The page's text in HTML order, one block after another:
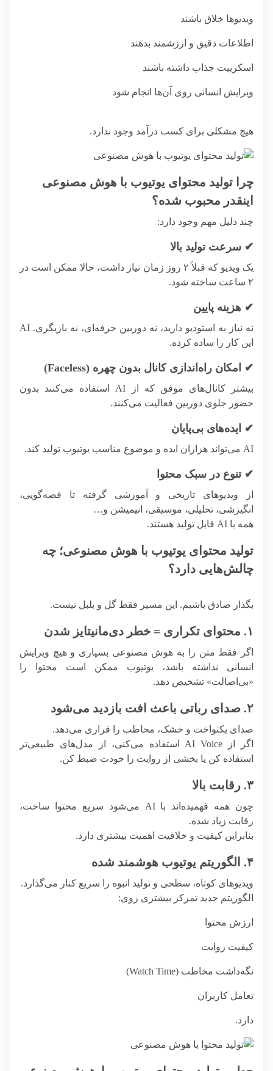
ویدیوها خلاق باشند
اطلاعات دقیق و ارزشمند بدهند
اسکریپت جذاب داشته باشند
ویرایش انسانی روی آن‌ها انجام شود
هیچ مشکلی برای کسب درآمد وجود ندارد.
چرا تولید محتوای یوتیوب با هوش مصنوعی
اینقدر محبوب شده؟
چند دلیل مهم وجود دارد:
✔ سرعت تولید بالا
یک ویدیو که قبلاً ۲ روز زمان نیاز داشت، حالا ممکن است در
۲ ساعت ساخته شود.
✔ هزینه پایین
نه نیاز به استودیو دارید، نه دوربین حرفه‌ای، نه بازیگری. AI
این کار را ساده کرده.
✔ امکان راه‌اندازی کانال بدون چهره (Faceless)
بیشتر کانال‌های موفق که از AI استفاده می‌کنند بدون
حضور جلوی دوربین فعالیت می‌کنند.
✔ ایده‌های بی‌پایان
AI می‌تواند هزاران ایده و موضوع مناسب یوتیوب تولید کند.
✔ تنوع در سبک محتوا
از ویدیوهای تاریخی و آموزشی گرفته تا قصه‌گویی،
انگیزشی، تحلیلی، موسیقی، انیمیشن و…
همه با AI قابل تولید هستند.
تولید محتوای یوتیوب با هوش مصنوعی؛ چه
چالش‌هایی دارد؟
بگذار صادق باشیم. این مسیر فقط گل و بلبل نیست.
۱. محتوای تکراری = خطر دی‌مانیتایز شدن
اگر فقط متن را به هوش مصنوعی بسپاری و هیچ ویرایش
انسانی نداشته باشد، یوتیوب ممکن است محتوا را
«بی‌اصالت» تشخیص دهد.
۲. صدای رباتی باعث افت بازدید می‌شود
صدای یکنواخت و خشک، مخاطب را فراری می‌دهد.
اگر از AI Voice استفاده می‌کنی، از مدل‌های طبیعی‌تر
استفاده کن یا بخشی از روایت را خودت ضبط کن.
۳. رقابت بالا
چون همه فهمیده‌اند با AI می‌شود سریع محتوا ساخت،
رقابت زیاد شده.
بنابراین کیفیت و خلاقیت اهمیت بیشتری دارد.
۴. الگوریتم یوتیوب هوشمند شده
ویدیوهای کوتاه، سطحی و تولید انبوه را سریع کنار می‌گذارد.
الگوریتم جدید تمرکز بیشتری روی:
ارزش محتوا
کیفیت روایت
نگه‌داشت مخاطب (Watch Time)
تعامل کاربران
دارد.